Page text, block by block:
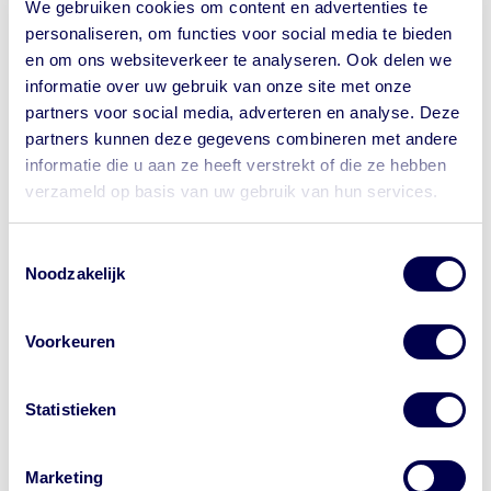
We gebruiken cookies om content en advertenties te
personaliseren, om functies voor social media te bieden
en om ons websiteverkeer te analyseren. Ook delen we
informatie over uw gebruik van onze site met onze
partners voor social media, adverteren en analyse. Deze
partners kunnen deze gegevens combineren met andere
informatie die u aan ze heeft verstrekt of die ze hebben
verzameld op basis van uw gebruik van hun services.
Noodzakelijk
Voorkeuren
Statistieken
Marketing
Let op waar je op klikt.
Wil je bij de GGD een afspraak maken
Dé reizigerswebsite van 24
adverteren met de letters 'GGD' in
NederlandWereldwijd - Ministerie
van Buitenlandse Zaken
Reisadvies Antigua en Barbuda
Criminaliteit
noodsituatie?
| Laatst gewijzigd
op: 18-03-2026